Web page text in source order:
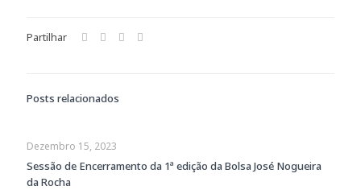
Partilhar
Posts relacionados
Dezembro 15, 2023
Sessão de Encerramento da 1ª edição da Bolsa José Nogueira
da Rocha